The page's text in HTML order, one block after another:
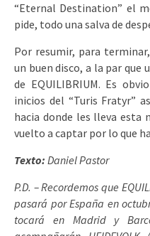
“Eternal Destination” el
pide, todo una salva de
Por resumir, para
un buen disco, a la par
de EQUILIBRIUM. Es
inicios del “Turis Fratyr”
hacia donde les lleva esta
vuelto a captar por lo que
Texto: Daniel Pastor
P.D. – Recordemos que
pasará por España en
tocará en Madrid y